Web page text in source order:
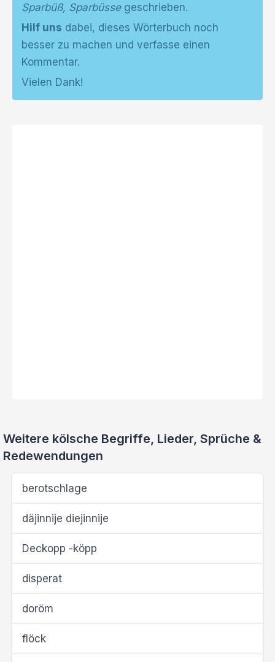
Sparbüß, Sparbüssegeschrieben.
Hilf uns dabei, dieses Wörterbuch noch
besser zu machen und verfasse einen
Kommentar.
Vielen Dank!
Weitere kölsche Begriffe, Lieder, Sprüche &
Redewendungen
berotschlage
däjinnije diejinnije
Deckopp -köpp
disperat
doröm
flöck